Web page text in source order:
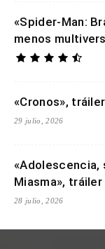
«Spider-Man:
menos
«Cronos», tráiler
29 julio, 2026
«Adolescencia,
Miasma», tráiler
28 julio, 2026